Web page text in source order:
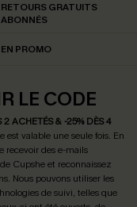
RETOURS GRATUITS
ABONNÉS
EN PROMO
LE CODE
2 ACHETÉS & -25% DÈS 4
est valable une seule fois. En
recevoir des e-mails
Cupshe et reconnaissez
. Nous pouvons utiliser les
de suivi, telles que